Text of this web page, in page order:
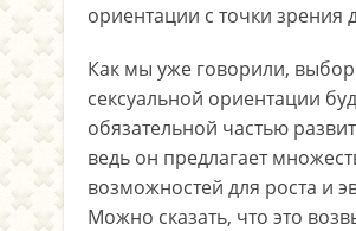
ориентации с точки зрения
Как мы уже говорили, выбор
сексуальной ориентации
обязательной частью
ведь он предлагает
возможностей для роста и
Можно сказать, что это